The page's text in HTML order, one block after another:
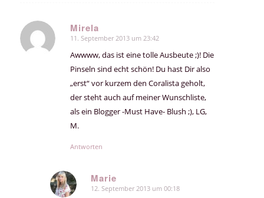
Mirela
sagte:
11. September 2013 um 23:42
Awwww, das ist eine tolle Ausbeute ;)! Die
Pinseln sind echt schön! Du hast Dir also
„erst“ vor kurzem den Coralista geholt,
der steht auch auf meiner Wunschliste,
als ein Blogger -Must Have- Blush ;), LG,
M.
Antworten
Marie
sagte:
12. September 2013 um 00:18